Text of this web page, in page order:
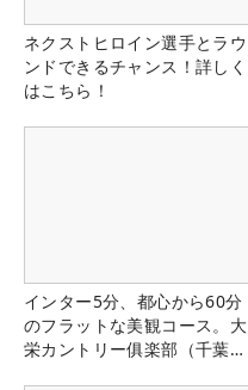
ネクストヒロイン選手とラウ
ンドできるチャンス！詳しく
はこちら！
インター5分、都心から60分
のフラットな美観コース。大
栄カントリー俱楽部（千葉